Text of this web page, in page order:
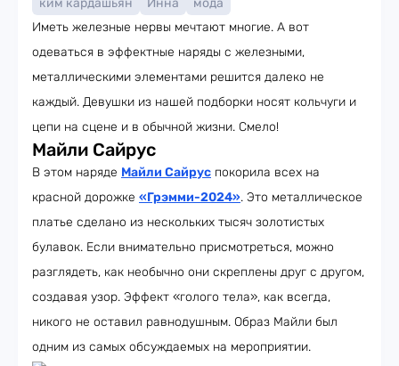
ким кардашьян
Инна
мода
Иметь железные нервы мечтают многие. А вот
одеваться в эффектные наряды с железными,
металлическими элементами решится далеко не
каждый. Девушки из нашей подборки носят кольчуги и
цепи на сцене и в обычной жизни. Смело!
Майли Сайрус
В этом наряде Майли Сайрус покорила всех на
красной дорожке «Грэмми-2024». Это металлическое
платье сделано из нескольких тысяч золотистых
булавок. Если внимательно присмотреться, можно
разглядеть, как необычно они скреплены друг с другом,
создавая узор. Эффект «голого тела», как всегда,
никого не оставил равнодушным. Образ Майли был
одним из самых обсуждаемых на мероприятии.